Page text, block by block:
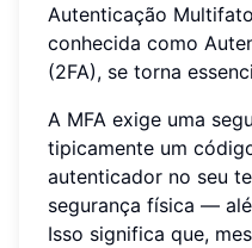
Autenticação
conhecida como
(2FA), se torna
A MFA exige uma
tipicamente um
autenticador no seu
segurança física —
Isso significa que,